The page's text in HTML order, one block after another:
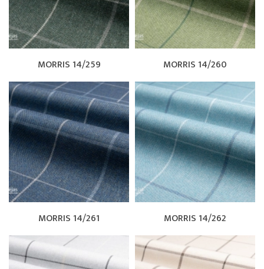
MORRIS 14/259 MORRIS 14/260
MORRIS 14/261 MORRIS 14/262